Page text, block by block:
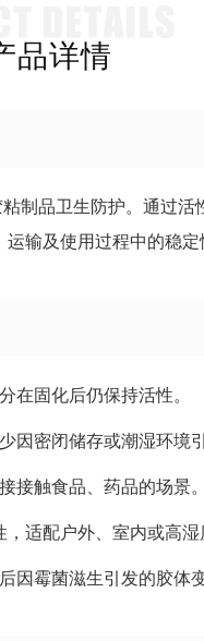
品详情
制品卫生防护。通过
输及使用过程中的稳定
在固化后仍保持活性。
因密闭储存或潮湿环境
接触食品、药品的场景。
适配户外、室内或高湿
因霉菌滋生引发的胶体